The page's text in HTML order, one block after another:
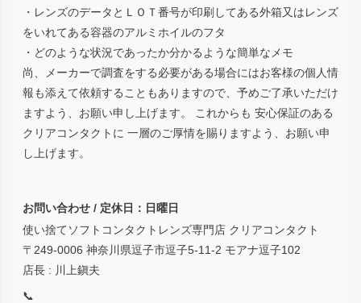
・レンズのデータとＬＯＴ番号が印刷してある外箱又はレンズ
をいれてある容器のアルミホイルのフタ
・どのような状況であったか分かるような簡単なメモ
尚、メーカーで調査をする必要がある場合にはお客様の個人情
報も添えて依頼することもありますので、予めご了承いただけ
ますよう、お願い申し上げます。 これからも 安心保証のある
クリアコンタクトに 一層のご厚情を賜りますよう、お願い申
し上げます。
お問い合わせ / 定休日：日曜日
使い捨てソフトコンタクトレンズ専門店 クリアコンタクト
〒249-0006 神奈川県逗子市逗子5-11-2 モアナ逗子102
店長 : 川上鎭夫
📞